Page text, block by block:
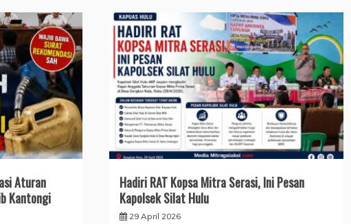
Aturan
Kantongi
Hadiri RAT Kopsa Mitra Serasi, Ini Pesan
Kapolsek Silat Hulu
29 April 2026